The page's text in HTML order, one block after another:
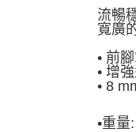
流暢
寬廣
• 前
• 增
• 8
•重量